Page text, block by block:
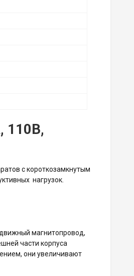
110В,
с короткозамкнутым
нагрузок.
магнитопровод,
части корпуса
они увеличивают